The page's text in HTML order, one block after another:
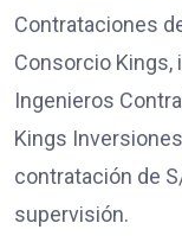
Contrataciones
Consorcio Kings,
Ingenieros
Kings
contratación de
supervisión.